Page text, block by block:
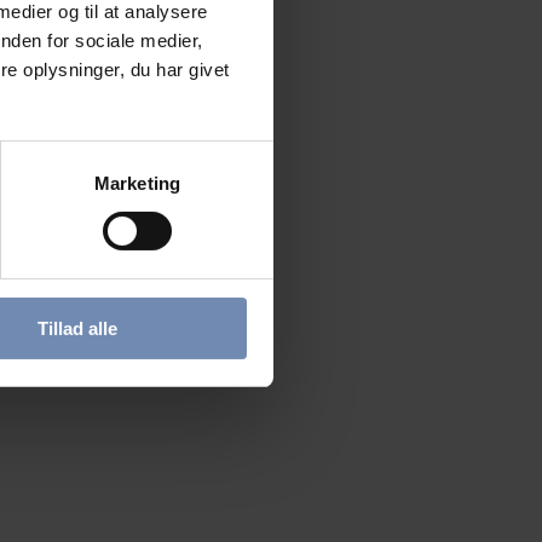
og til at analysere
for sociale medier,
oplysninger, du har givet
Marketing
Tillad alle